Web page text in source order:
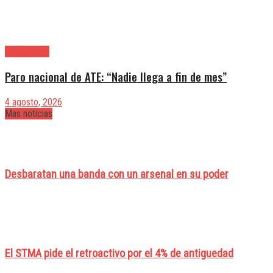
Paro nacional de ATE: “Nadie llega a fin de mes”
4 agosto, 2026
Mas noticias
Desbaratan una banda con un arsenal en su poder
El STMA pide el retroactivo por el 4% de antiguedad